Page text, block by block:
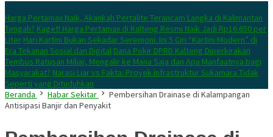
Harga Pertamax Naik, Akankah Pertalite Terancam Langka di Kalimantan
Tengah? Kaget! Harga Pertamax di Kalteng Resmi Naik Jadi Rp16.650 per
Liter Hari Kartini Bukan Sekadar Seremoni: Ini 5 Ciri “Kartini Modern” di
Era Tekanan Sosial dan Digital Dana Pokir DPRD Kalteng Diperkirakan
Tembus Ratusan Miliar, Mengalir ke Mana Saja dan Apa Manfaatnya bagi
Masyarakat? Narasi Liar vs Fakta: Proyek Infrastruktur Sukamara Tidak
Seperti yang Dituduhkan
Beranda
Habar Sekitar
Pembersihan Drainase di Kalampangan
Antisipasi Banjir dan Penyakit